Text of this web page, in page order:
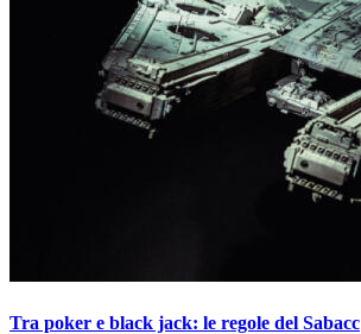
Tra poker e black jack: le regole del Sabacc